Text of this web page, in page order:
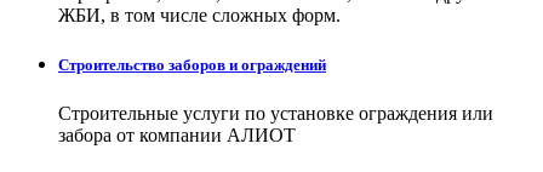
ЖБИ, в том числе сложных форм.
Строительство заборов и ограждений
Строительные услуги по установке ограждения или
забора от компании АЛИОТ